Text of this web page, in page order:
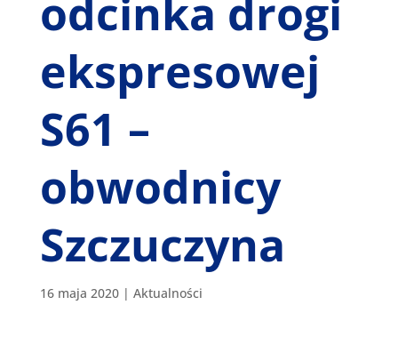
odcinka drogi
ekspresowej
S61 –
obwodnicy
Szczuczyna
16 maja 2020| Aktualności